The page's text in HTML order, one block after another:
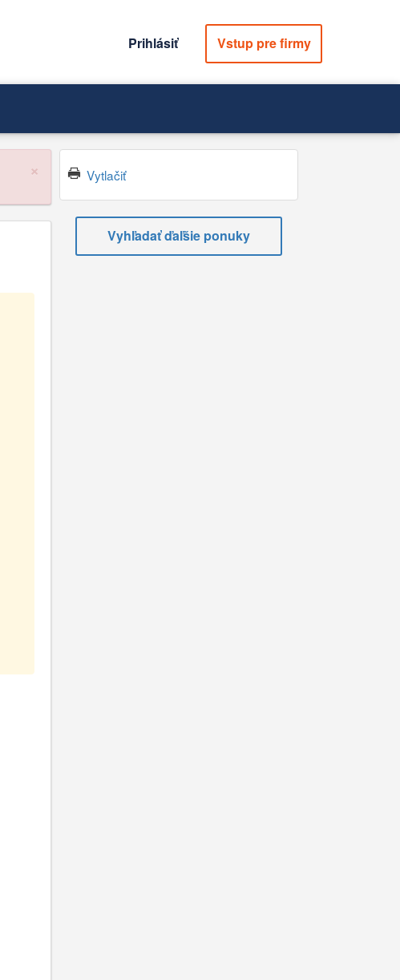
Prihlásiť Vstup pre firmy
× Vytlačiť
Vyhľadať ďaľšie ponuky